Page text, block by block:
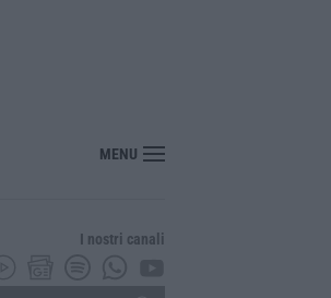
abusiva a pochi passi dal centro
MENU
I nostri canali